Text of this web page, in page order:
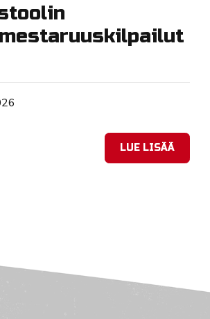
ajankohta
LUE LISÄÄ